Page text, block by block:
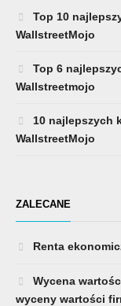
Top 10
WallstreetMojo
Top 6
Wallstreetmojo
10 najlepszych
WallstreetMojo
ZALECANE
Renta
Wycena
wyceny wartości